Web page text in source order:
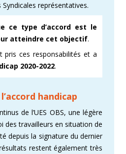
représentatives.
ce type d’accord est le
atteindre cet objectif.
pris ces responsabilités et a
2020-2022.
l’accord handicap
de l’UES OBS, une légère
des travailleurs en situation de
depuis la signature du dernier
restent également très